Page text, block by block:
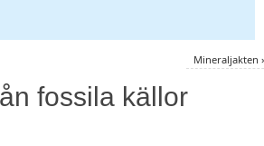
Mineraljakten
fossila källor